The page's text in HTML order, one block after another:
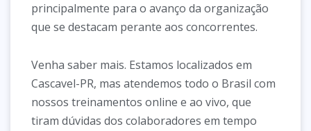
principalmente para o avanço da organização
que se destacam perante aos concorrentes.
Venha saber mais. Estamos localizados em
Cascavel-PR, mas atendemos todo o Brasil com
nossos treinamentos online e ao vivo, que
tiram dúvidas dos colaboradores em tempo